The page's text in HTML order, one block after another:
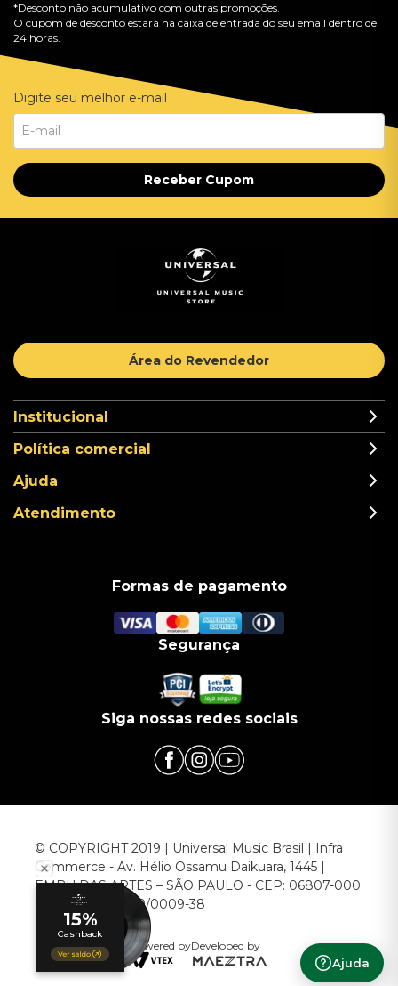
Ajuda
*Desconto não acumulativo com outras promoções.
O cupom de desconto estará na caixa de entrada do seu email dentro de
24 horas.
Digite seu melhor e-mail
Receber Cupom
Área do Revendedor
Institucional
Política comercial
Ajuda
Atendimento
Formas de pagamento
Segurança
Siga nossas redes sociais
© COPYRIGHT 2019 | Universal Music Brasil | Infra
Commerce - Av. Hélio Ossamu Daikuara, 1445 |
EMBU DAS ARTES – SÃO PAULO - CEP: 06807-000
CNPJ: 00.952.789/0009-38
Powered byDeveloped by